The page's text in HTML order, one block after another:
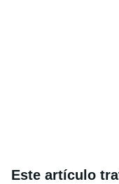
Este artículo